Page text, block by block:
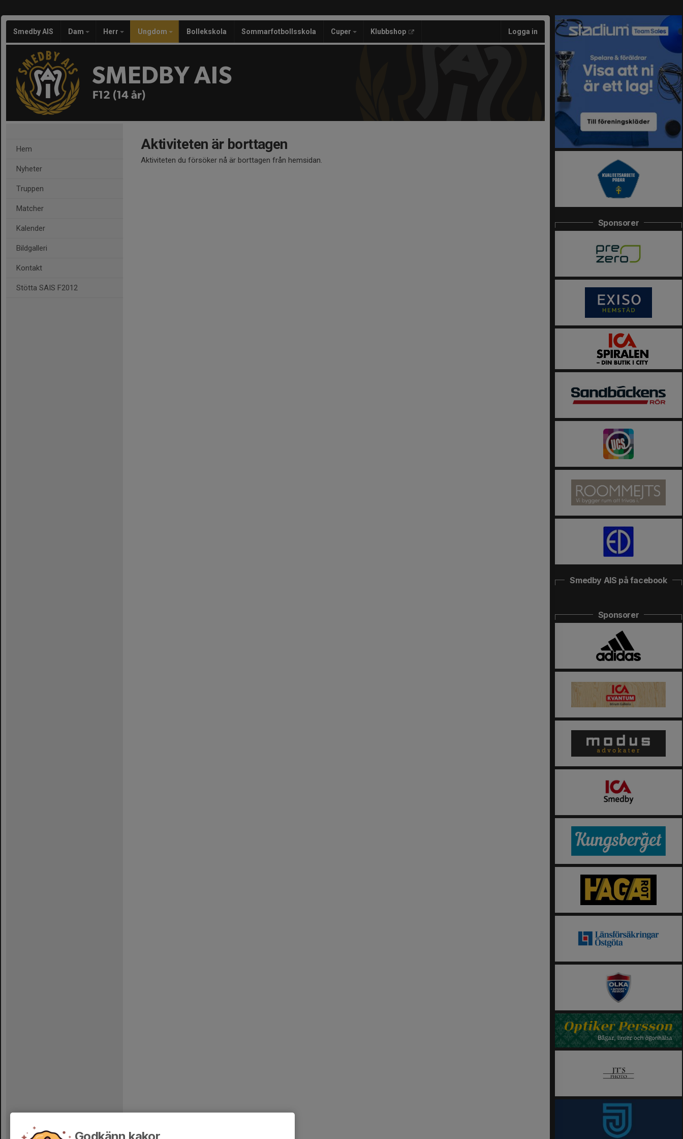
Smedby AIS Dam Herr Ungdom Bollekskola Sommarfotbollsskola Cuper Klubbshop Logga in
SMEDBY AIS
F12 (14 år)
Hem
Nyheter
Truppen
Matcher
Kalender
Bildgalleri
Kontakt
Stötta SAIS F2012
Aktiviteten är borttagen
Aktiviteten du försöker nå är borttagen från hemsidan.
Sponsorer
Smedby AIS på facebook
Sponsorer